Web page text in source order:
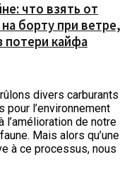
что взять от
борту при ветре,
кайфа
divers carburants
l’environnement
l’amélioration de notre
Mais alors qu’une
à ce processus, nous